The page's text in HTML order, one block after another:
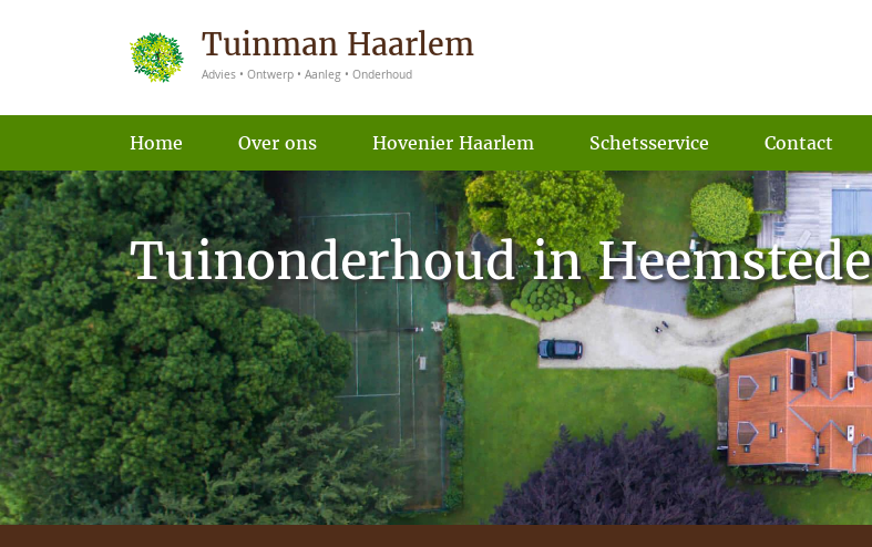
Tuinman Haarlem
Advies • Ontwerp • Aanleg • Onderhoud
Home Over ons Hovenier Haarlem Schetsservice Contact
Tuinonderhoud in Heemstede